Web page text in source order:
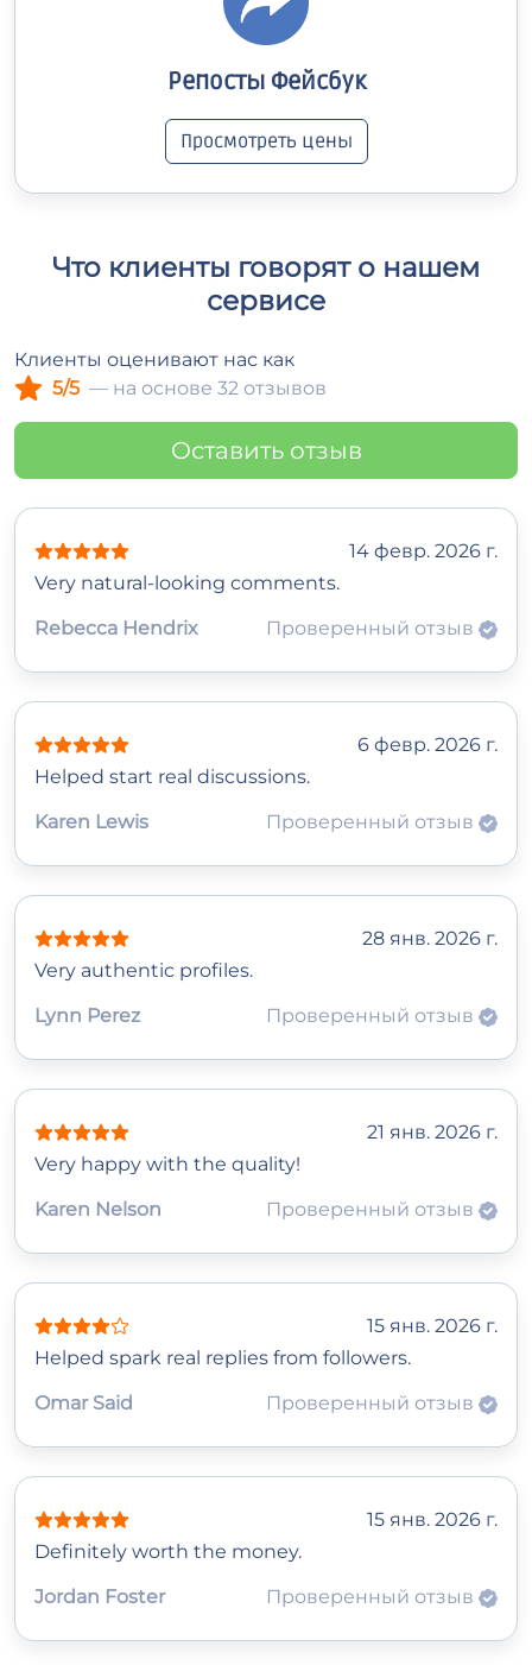
Репосты Фейсбук
Просмотреть цены
Что клиенты говорят о нашем
сервисе
Клиенты оценивают нас как
5/5 — на основе 32 отзывов
Оставить отзыв
14 февр. 2026 г.
Very natural-looking comments.
Rebecca Hendrix
Проверенный отзыв
6 февр. 2026 г.
Helped start real discussions.
Karen Lewis
Проверенный отзыв
28 янв. 2026 г.
Very authentic profiles.
Lynn Perez
Проверенный отзыв
21 янв. 2026 г.
Very happy with the quality!
Karen Nelson
Проверенный отзыв
15 янв. 2026 г.
Helped spark real replies from followers.
Omar Said
Проверенный отзыв
15 янв. 2026 г.
Definitely worth the money.
Jordan Foster
Проверенный отзыв